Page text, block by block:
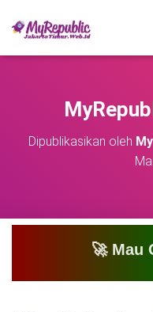
Dipublikasikan oleh
🚀 Mau Omset